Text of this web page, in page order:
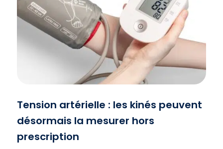
Tension artérielle : les kinés peuvent
désormais la mesurer hors
prescription